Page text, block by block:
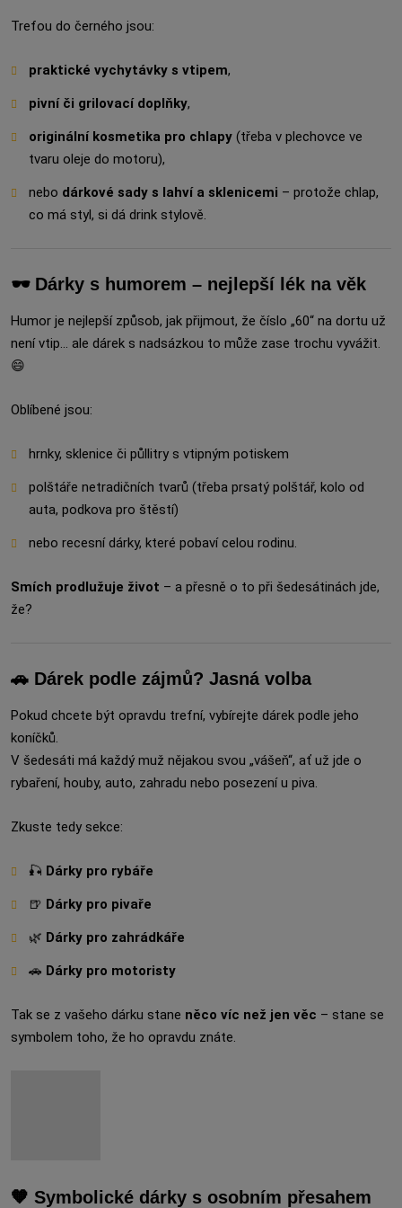
Trefou do černého jsou:
praktické vychytávky s vtipem,
pivní či grilovací doplňky,
originální kosmetika pro chlapy(třeba v plechovce ve
tvaru oleje do motoru),
nebo dárkové sady s lahví a sklenicemi – protože chlap,
co má styl, si dá drink stylově.
🕶️ Dárky s humorem – nejlepší lék na věk
Humor je nejlepší způsob, jak přijmout, že číslo „60“ na dortu už
není vtip… ale dárek s nadsázkou to může zase trochu vyvážit.
😄
Oblíbené jsou:
hrnky, sklenice či půllitry s vtipným potiskem
polštáře netradičních tvarů (třeba prsatý polštář, kolo od
auta, podkova pro štěstí)
nebo recesní dárky, které pobaví celou rodinu.
Smích prodlužuje život – a přesně o to při šedesátinách jde,
že?
🚗 Dárek podle zájmů? Jasná volba
Pokud chcete být opravdu trefní, vybírejte dárek podle jeho
koníčků.
V šedesáti má každý muž nějakou svou „vášeň“, ať už jde o
rybaření, houby, auto, zahradu nebo posezení u piva.
Zkuste tedy sekce:
🎣 Dárky pro rybáře
🍺 Dárky pro pivaře
🌿 Dárky pro zahrádkáře
🚗 Dárky pro motoristy
Tak se z vašeho dárku stane něco víc než jen věc – stane se
symbolem toho, že ho opravdu znáte.
🧡 Symbolické dárky s osobním přesahem